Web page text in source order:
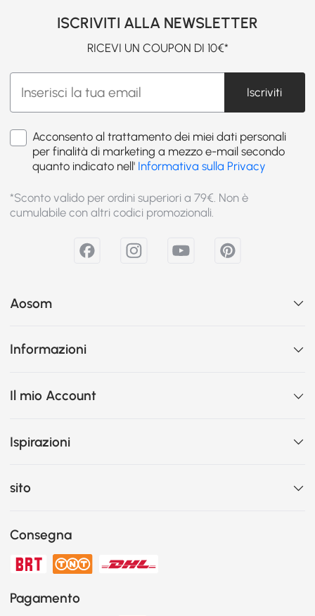
ISCRIVITI ALLA NEWSLETTER
RICEVI UN COUPON DI 10€*
Iscriviti
Acconsento al trattamento dei miei dati personali
per finalità di marketing a mezzo e-mail secondo
quanto indicato nell' Informativa sulla Privacy
*Sconto valido per ordini superiori a 79€. Non è
cumulabile con altri codici promozionali.
Aosom
Informazioni
Il mio Account
Ispirazioni
sito
Consegna
Pagamento